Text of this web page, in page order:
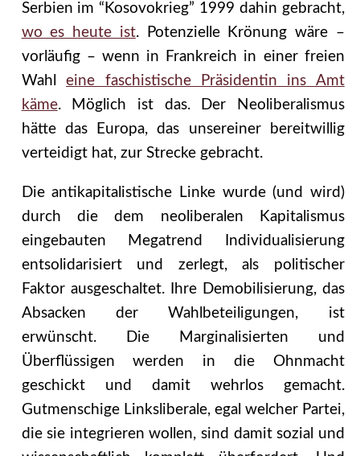
Serbien im “Kosovokrieg” 1999 dahin gebracht,
wo es heute ist. Potenzielle Krönung wäre –
vorläufig – wenn in Frankreich in einer freien
Wahleine faschistische Präsidentin ins Amt
käme. Möglich ist das. Der Neoliberalismus
hätte das Europa, das unsereiner bereitwillig
verteidigt hat, zur Strecke gebracht.
Die antikapitalistische Linke wurde (und wird)
durch die dem neoliberalen Kapitalismus
eingebauten Megatrend Individualisierung
entsolidarisiert und zerlegt, als politischer
Faktor ausgeschaltet. Ihre Demobilisierung, das
Absacken der Wahlbeteiligungen, ist
erwünscht. Die Marginalisierten und
Überflüssigen werden in die Ohnmacht
geschickt und damit wehrlos gemacht.
Gutmenschige Linksliberale, egal welcher Partei,
die sie integrieren wollen, sind damit sozial und